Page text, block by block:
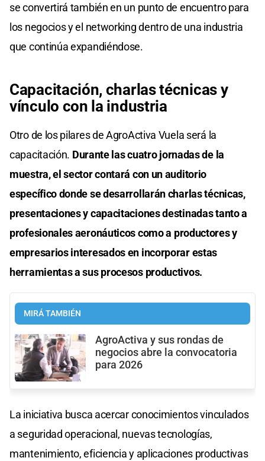
se convertirá también en un punto de encuentro para
los negocios y el networking dentro de una industria
que continúa expandiéndose.
Capacitación, charlas técnicas y
vínculo con la industria
Otro de los pilares de AgroActiva Vuela será la
capacitación. Durante las cuatro jornadas de la
muestra, el sector contará con un auditorio
específico donde se desarrollarán charlas técnicas,
presentaciones y capacitaciones destinadas tanto a
profesionales aeronáuticos como a productores y
empresarios interesados en incorporar estas
herramientas a sus procesos productivos.
MIRÁ TAMBIÉN
AgroActiva y sus rondas de
negocios abre la convocatoria
para 2026
La iniciativa busca acercar conocimientos vinculados
a seguridad operacional, nuevas tecnologías,
mantenimiento, eficiencia y aplicaciones productivas